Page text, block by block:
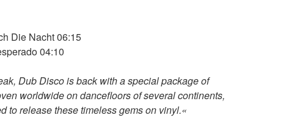
Die Nacht 06:15
04:10
Dub Disco is back with a special package of
worldwide on dancefloors of several continents,
to release these timeless gems on vinyl.«